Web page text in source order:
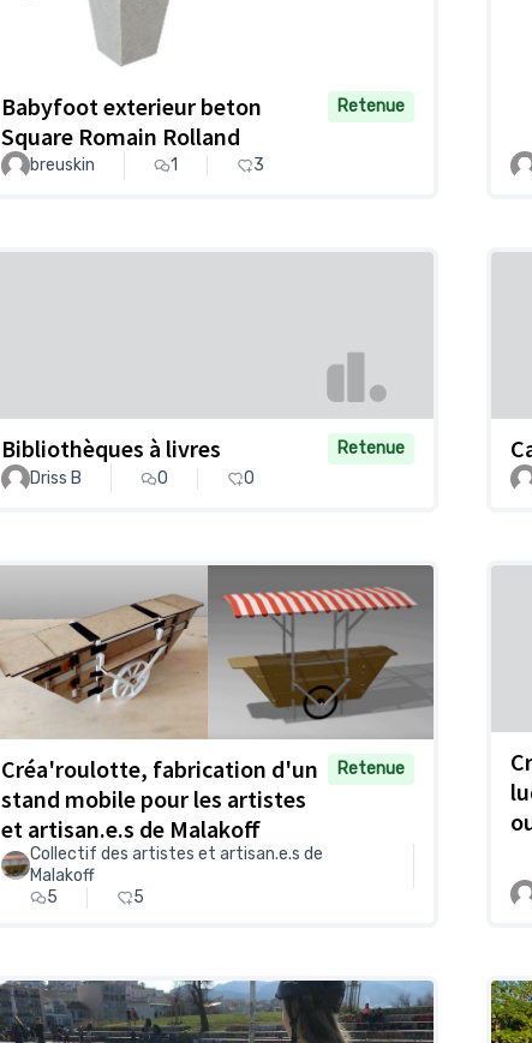
Babyfoot exterieur beton
Square Romain Rolland
Retenue
breuskin 1 3
Bibliothèques à livres
Retenue
Driss B
0 0
Créa'roulotte, fabrication d'un
stand mobile pour les artistes
et artisan.e.s de Malakoff
Retenue
Collectif des artistes et artisan.e.s de
Malakoff
5
5